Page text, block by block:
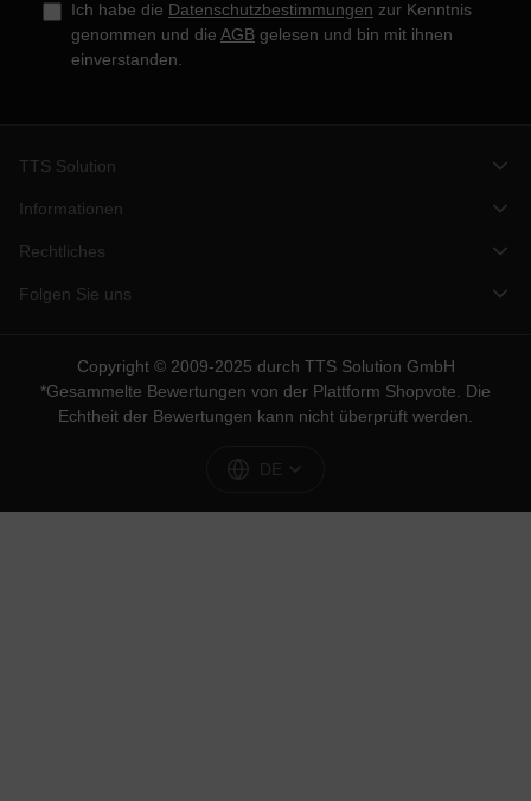
Ich habe die Datenschutzbestimmungen zur Kenntnis
genommen und die AGB gelesen und bin mit ihnen
einverstanden.
TTS Solution
Informationen
Rechtliches
Folgen Sie uns
Copyright © 2009-2025 durch TTS Solution GmbH
*Gesammelte Bewertungen von der Plattform Shopvote. Die
Echtheit der Bewertungen kann nicht überprüft werden.
DE